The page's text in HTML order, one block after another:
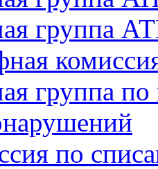
группа
группа
по